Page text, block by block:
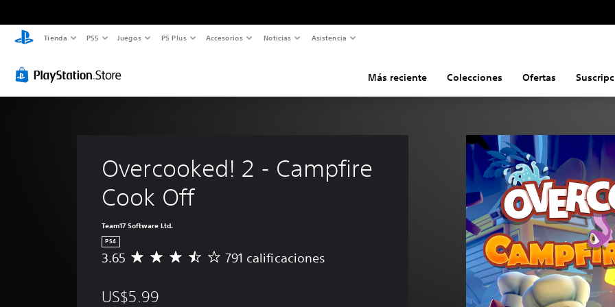
Tienda PS5 Juegos PS Plus Accesorios Noticias Asistencia
Más reciente Colecciones Ofertas
Overcooked! 2 - Campfire
Cook Off
Team17 Software Ltd.
PS4
C
i
3.65 791 calificaciones
US$5.99